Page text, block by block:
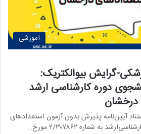
آموزشی
گرایش بیوالکتریک:
دوره کارشناسی ارشد
درخشان
آیین‌نامه پذیرش بدون آزمون استعدادهای
به شماره ۲/۳۰۷۸۶۲ مورخ…